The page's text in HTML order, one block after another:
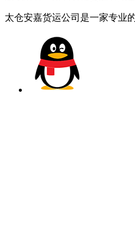
太仓安嘉货运公司是一家专业